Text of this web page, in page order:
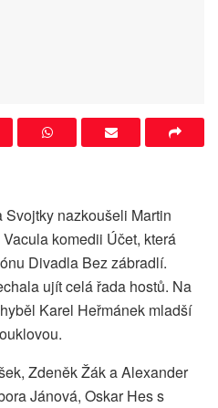
nazkoušeli Martin
komedii Účet, která
Divadla Bez zábradlí.
ujít celá řada hostů. Na
Karel Heřmánek mladší
Zdeněk Žák a Alexander
Jánová, Oskar Hes s